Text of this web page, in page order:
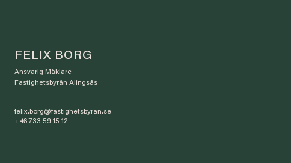
FELIX BORG
Ansvarig Mäklare
Fastighetsbyrån Alingsås
felix.borg@fastighetsbyran.se
+46 733 59 15 12